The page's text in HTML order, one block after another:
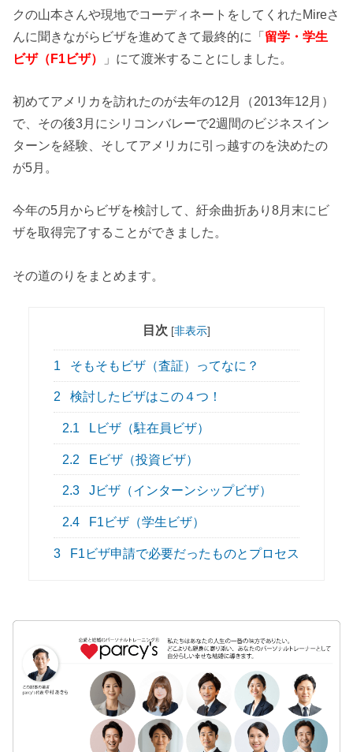
クの山本さんや現地でコーディネートをしてくれたMireさ
んに聞きながらビザを進めてきて最終的に「留学・学生
ビザ（F1ビザ）
」にて渡米することにしました。
初めてアメリカを訪れたのが去年の12月（2013年12月）
で、その後3月にシリコンバレーで2週間のビジネスイン
ターンを経験、そしてアメリカに引っ越すのを決めたの
が5月。
今年の5月からビザを検討して、紆余曲折あり8月末にビ
ザを取得完了することができました。
その道のりをまとめます。
目次 [非表示]
1 そもそもビザ（査証）ってなに？
2 検討したビザはこの４つ！
2.1 Lビザ（駐在員ビザ）
2.2 Eビザ（投資ビザ）
2.3 Jビザ（インターンシップビザ）
2.4 F1ビザ（学生ビザ）
3 F1ビザ申請で必要だったものとプロセス